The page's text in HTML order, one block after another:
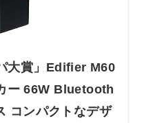
大賞」Edifier M60
ー 66W Bluetooth
コンパクトなデザ